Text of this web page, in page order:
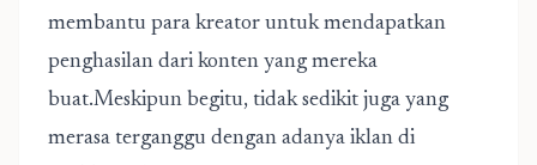
membantu para kreator untuk mendapatkan
penghasilan dari konten yang mereka
buat.Meskipun begitu, tidak sedikit juga yang
merasa terganggu dengan adanya iklan di